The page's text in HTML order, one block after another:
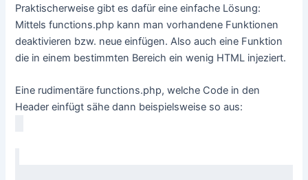
Praktischerweise gibt es dafür eine einfache Lösung:
Mittels functions.php kann man vorhandene Funktionen
deaktivieren bzw. neue einfügen. Also auch eine Funktion
die in einem bestimmten Bereich ein wenig HTML injeziert.
Eine rudimentäre functions.php, welche Code in den
Header einfügt sähe dann beispielsweise so aus: